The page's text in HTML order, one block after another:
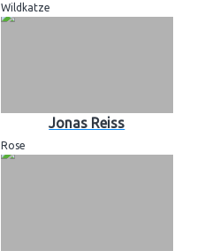
Wildkatze
Jonas Reiss
Rose